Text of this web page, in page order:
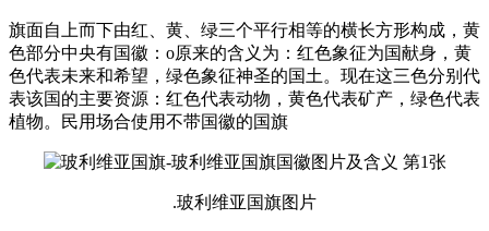
旗面自上而下由红、黄、绿三个平行相等的横长方形构成，黄
色部分中央有国徽：o原来的含义为：红色象征为国献身，黄
色代表未来和希望，绿色象征神圣的国土。现在这三色分别代
表该国的主要资源：红色代表动物，黄色代表矿产，绿色代表
植物。民用场合使用不带国徽的国旗
.玻利维亚国旗图片